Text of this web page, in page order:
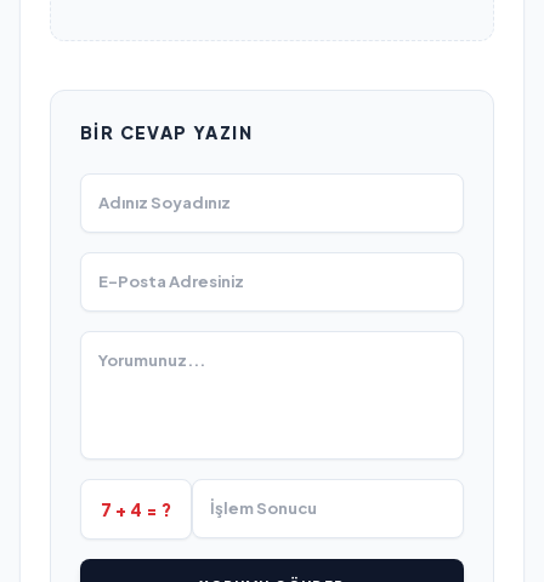
BIR CEVAP YAZIN
7 + 4 = ?